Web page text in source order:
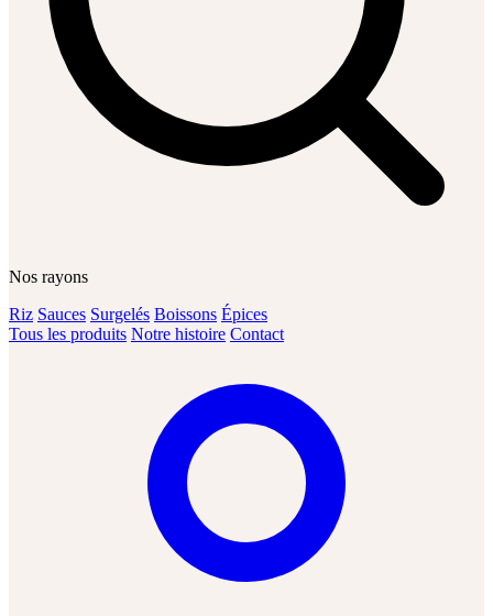
Nos rayons
Riz Sauces Surgelés Boissons Épices
Tous les produits Notre histoire Contact